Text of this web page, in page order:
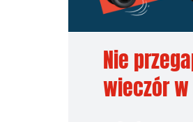
Nie
wieczór